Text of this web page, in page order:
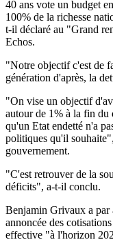
40 ans vote un budget
100% de la richesse
t-il déclaré au "Grand
Echos.
"Notre objectif c'est de
génération d'après, la
"On vise un objectif
autour de 1% à la fin du
qu'un Etat endetté n'a
politiques qu'il
gouvernement.
"C'est retrouver de la
déficits", a-t-il conclu.
Benjamin Grivaux a par
annoncée des
effective "à l'horizon